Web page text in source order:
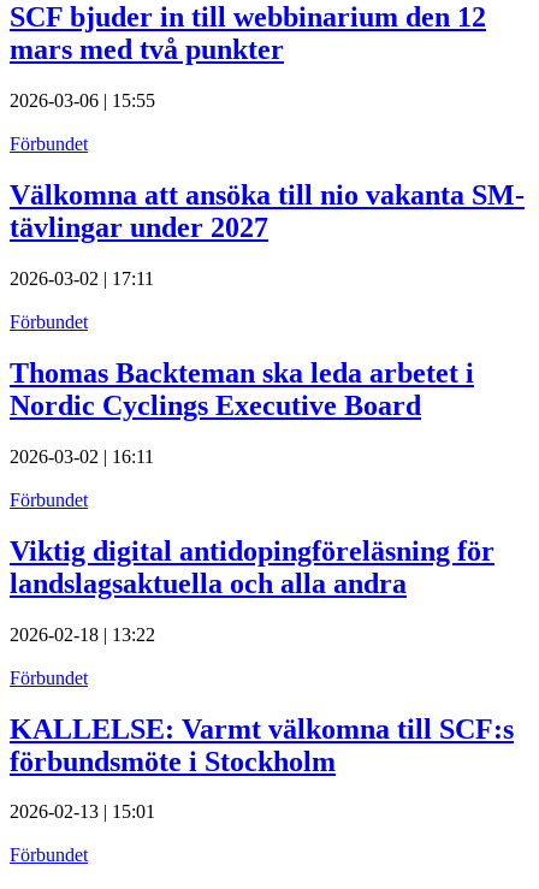
SCF bjuder in till webbinarium den 12
mars med två punkter
2026-03-06 | 15:55
Förbundet
Välkomna att ansöka till nio vakanta SM-
tävlingar under 2027
2026-03-02 | 17:11
Förbundet
Thomas Backteman ska leda arbetet i
Nordic Cyclings Executive Board
2026-03-02 | 16:11
Förbundet
Viktig digital antidopingföreläsning för
landslagsaktuella och alla andra
2026-02-18 | 13:22
Förbundet
KALLELSE: Varmt välkomna till SCF:s
förbundsmöte i Stockholm
2026-02-13 | 15:01
Förbundet